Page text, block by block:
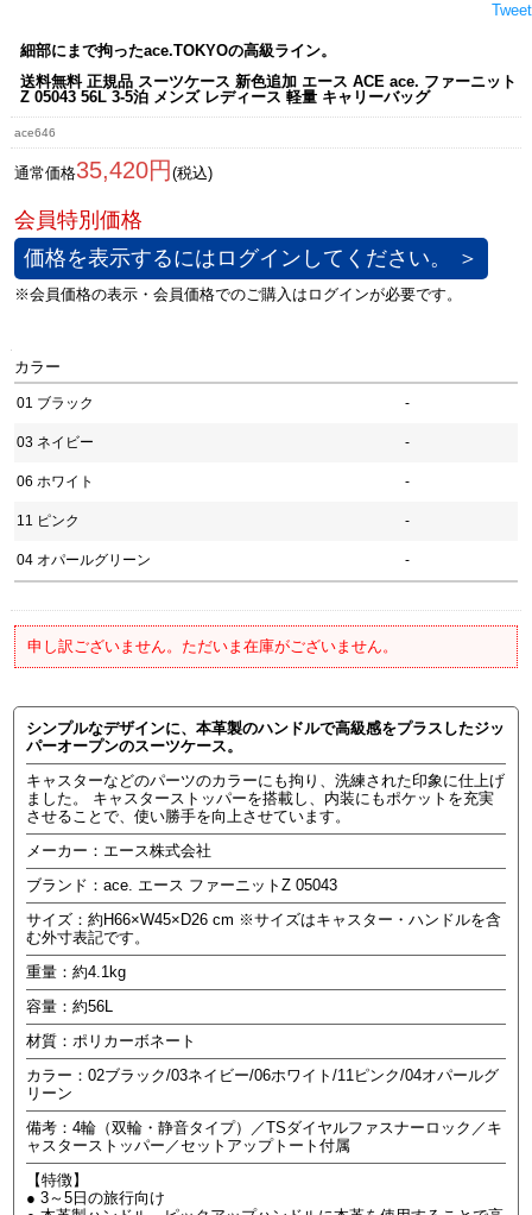
Tweet
細部にまで拘ったace.TOKYOの高級ライン。
送料無料 正規品 スーツケース 新色追加 エース ACE ace. ファーニット
Z 05043 56L 3-5泊 メンズ レディース 軽量 キャリーバッグ
ace646
通常価格35,420円 (税込)
価格を表示するにはログインしてください。 ＞
カラー
01 ブラック -
03 ネイビー -
06 ホワイト -
11 ピンク -
04 オパールグリーン -
申し訳ございません。ただいま在庫がございません。
シンプルなデザインに、本革製のハンドルで高級感をプラスしたジッ
パーオープンのスーツケース。
キャスターなどのパーツのカラーにも拘り、洗練された印象に仕上げ
ました。 キャスターストッパーを搭載し、内装にもポケットを充実
させることで、使い勝手を向上させています。
メーカー：エース株式会社
ブランド：ace. エース ファーニットZ 05043
サイズ：約H66×W45×D26 cm ※サイズはキャスター・ハンドルを含
む外寸表記です。
重量：約4.1kg
容量：約56L
材質：ポリカーボネート
カラー：02ブラック/03ネイビー/06ホワイト/11ピンク/04オパールグ
リーン
備考：4輪（双輪・静音タイプ）／TSダイヤルファスナーロック／キ
ャスターストッパー／セットアップトート付属
【特徴】
● 3～5日の旅行向け